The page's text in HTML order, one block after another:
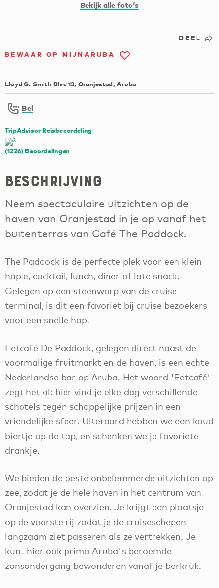
Bekijk alle foto‘s
DEEL
BEWAAR OP MIJNARUBA
Lloyd G. Smith Blvd 13, Oranjestad, Aruba
Bel
TripAdvisor Reisbeoordeling
(1226)Beoordelingen
Beschrijving
Neem spectaculaire uitzichten op de
haven van Oranjestad in je op vanaf het
buitenterras van Café The Paddock.
The Paddock is de perfecte plek voor een klein
hapje, cocktail, lunch, diner of late snack.
Gelegen op een steenworp van de cruise
terminal, is dit een favoriet bij cruise bezoekers
voor een snelle hap.
Eetcafé De Paddock, gelegen direct naast de
voormalige fruitmarkt en de haven, is een echte
Nederlandse bar op Aruba. Het woord 'Eetcafé'
zegt het al: hier vind je elke dag verschillende
schotels tegen schappelijke prijzen in een
vriendelijke sfeer. Uiteraard hebben we een koud
biertje op de tap, en schenken we je favoriete
drankje.
We bieden de beste onbelemmerde uitzichten op
zee, zodat je de hele haven in het centrum van
Oranjestad kan overzien. Je krijgt een plaatsje
op de voorste rij zodat je de cruiseschepen
langzaam ziet passeren als ze vertrekken. Je
kunt hier ook prima Aruba's beroemde
zonsondergang bewonderen vanaf je barkruk.